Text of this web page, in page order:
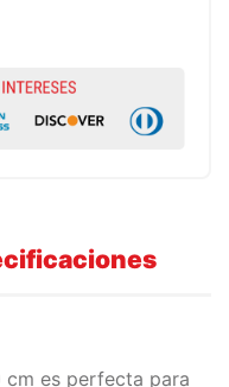
es perfecta para